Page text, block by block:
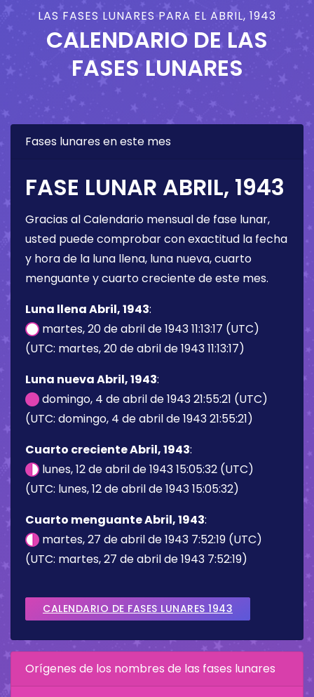
LAS FASES LUNARES PARA EL ABRIL, 1943
CALENDARIO DE LAS
FASES LUNARES
Fases lunares en este mes
FASE LUNAR ABRIL, 1943
Gracias al Calendario mensual de fase lunar,
usted puede comprobar con exactitud la fecha
y hora de la luna llena, luna nueva, cuarto
menguante y cuarto creciente de este mes.
Luna llena Abril, 1943:
martes, 20 de abril de 1943 11:13:17 (UTC)
(UTC: martes, 20 de abril de 1943 11:13:17)
Luna nueva Abril, 1943:
domingo, 4 de abril de 1943 21:55:21 (UTC)
(UTC: domingo, 4 de abril de 1943 21:55:21)
Cuarto creciente Abril, 1943:
lunes, 12 de abril de 1943 15:05:32 (UTC)
(UTC: lunes, 12 de abril de 1943 15:05:32)
Cuarto menguante Abril, 1943:
martes, 27 de abril de 1943 7:52:19 (UTC)
(UTC: martes, 27 de abril de 1943 7:52:19)
CALENDARIO DE FASES LUNARES 1943
Orígenes de los nombres de las fases lunares